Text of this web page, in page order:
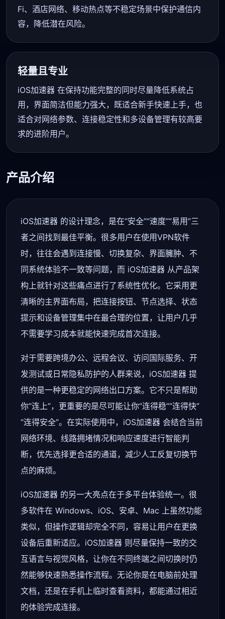
Fi、酒店网络、移动热点等不稳定场景中保护通信内
容，降低潜在风险。
轻量且专业
iOS加速器 在保持功能完整的同时尽量降低系统占
用，界面简洁但能力强大，既适合新手快速上手，也
适合对网络参数、连接稳定性和多设备管理有较高要
求的进阶用户。
产品介绍
iOS加速器 的设计理念，是在“安全”“速度”“易用”三
者之间找到最佳平衡。很多用户在使用VPN软件
时，往往会遇到连接慢、切换复杂、界面臃肿、不
同系统体验不一致等问题，而 iOS加速器 从产品架
构上就针对这些痛点进行了系统性优化。它采用更
清晰的主界面布局，把连接按钮、节点选择、状态
提示和设备管理集中在最合理的位置，让用户几乎
不需要学习成本就能快速完成首次连接。
对于需要跨境办公、远程会议、访问国际服务、开
发测试或日常隐私防护的人群来说，iOS加速器 提
供的是一种更稳定的网络出口方案。它不只是帮助
你“连上”，更重要的是尽可能让你“连得稳”“连得快”
“连得安全”。在实际使用中，iOS加速器 会结合当前
网络环境、线路拥堵情况和响应速度进行智能判
断，优先选择更合适的通道，减少人工反复切换节
点的麻烦。
iOS加速器 的另一大亮点在于多平台体验统一。很
多软件在 Windows、iOS、安卓、Mac 上虽然功能
类似，但操作逻辑却完全不同，容易让用户在更换
设备后重新适应。iOS加速器 则尽量保持一致的交
互语言与视觉风格，让你在不同终端之间切换时仍
然能够快速熟悉操作流程。无论你是在电脑前处理
文档，还是在手机上临时查看资料，都能通过相近
的体验完成连接。